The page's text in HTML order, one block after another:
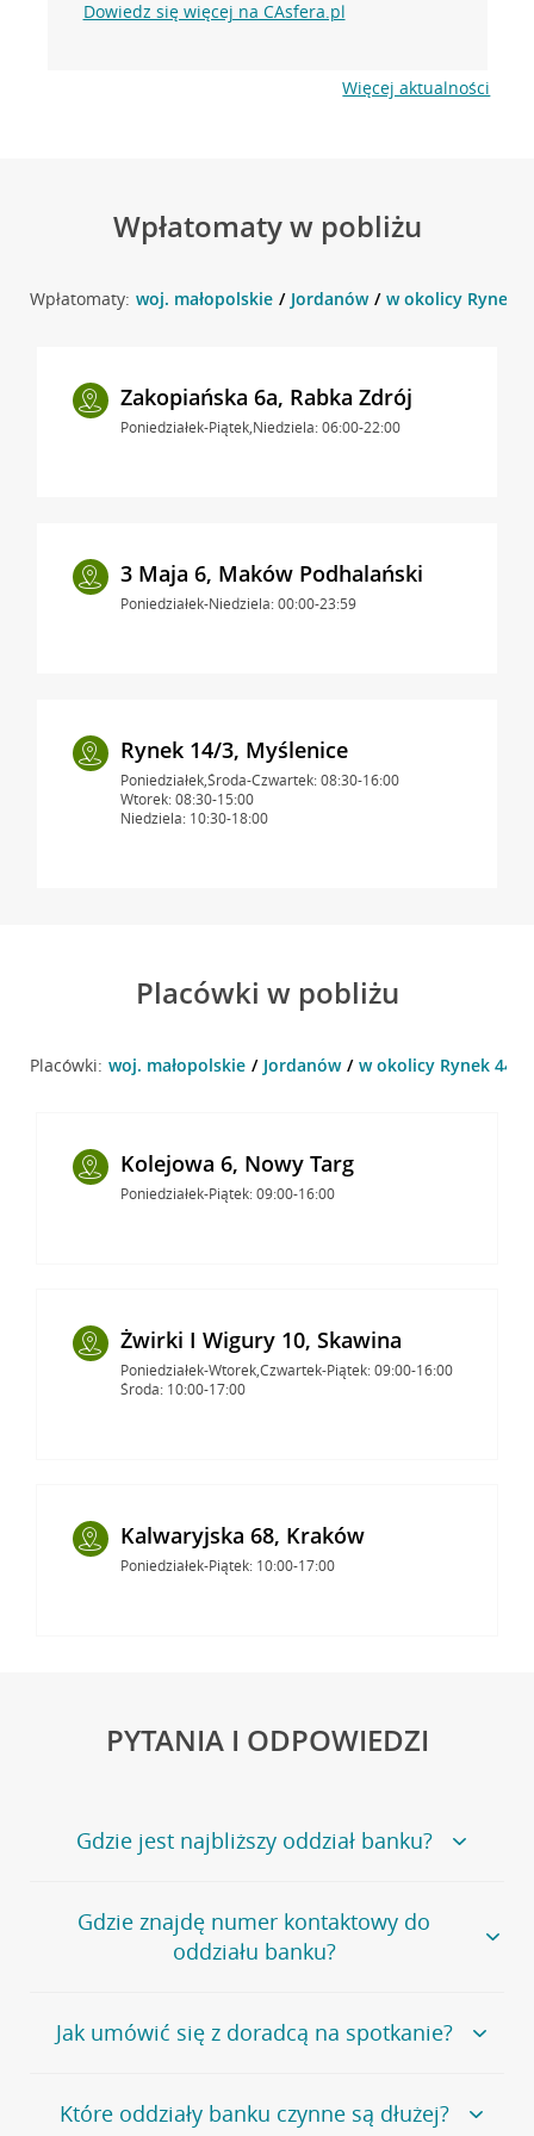
Dowiedz się więcej na CAsfera.pl
Więcej aktualności
Wpłatomaty w pobliżu
Wpłatomaty: woj. małopolskie Jordanów w okolicy Rynek
Zakopiańska 6a, Rabka Zdrój
Poniedziałek-Piątek,Niedziela: 06:00-22:00
3 Maja 6, Maków Podhalański
Poniedziałek-Niedziela: 00:00-23:59
Rynek 14/3, Myślenice
Poniedziałek,Środa-Czwartek: 08:30-16:00
Wtorek: 08:30-15:00
Niedziela: 10:30-18:00
Placówki w pobliżu
Placówki: woj. małopolskie Jordanów w okolicy Rynek 44 ,
Kolejowa 6, Nowy Targ
Poniedziałek-Piątek: 09:00-16:00
Żwirki I Wigury 10, Skawina
Poniedziałek-Wtorek,Czwartek-Piątek: 09:00-16:00
Środa: 10:00-17:00
Kalwaryjska 68, Kraków
Poniedziałek-Piątek: 10:00-17:00
PYTANIA I ODPOWIEDZI
Gdzie jest najbliższy oddział banku?
Jeśli szukasz oddziału naszego banku, zapraszamy na
stronęPlacówki i bankomaty, na której znajduje się
wygodna wyszukiwarka.
oddziałów
Gdzie znajdę numer kontaktowy do
oddziału banku?
Bank Credit Agricole nie udostępnia ogólnego numeru
telefonu do placówki bankowej.
umówienia się z doradcą w placówce bankowej .
Jak umówić się z doradcą na spotkanie?
Jeśli jesteś już naszym
klientemmożeszsamodzielnieumówić się na spotkanie z
Które oddziały banku czynne są dłużej?